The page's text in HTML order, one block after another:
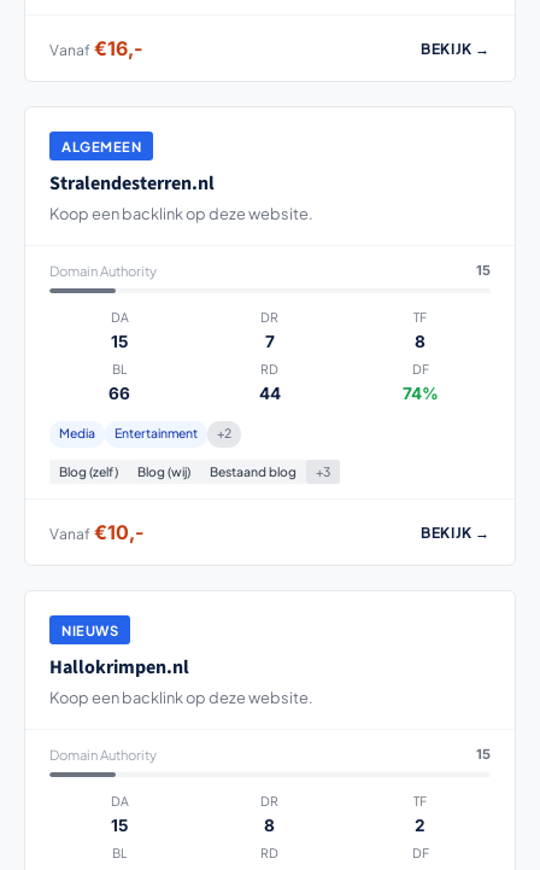
Vanaf €16,- BEKIJK →
ALGEMEEN
Stralendesterren.nl
Koop een backlink op deze website.
Domain Authority 15
DA
15
DR
7
TF
8
BL
66
RD
44
DF
74%
Media Entertainment +2
Blog (zelf) Blog (wij) Bestaand blog +3
Vanaf €10,- BEKIJK →
NIEUWS
Hallokrimpen.nl
Koop een backlink op deze website.
Domain Authority 15
DA
15
DR
8
TF
2
BL RD DF